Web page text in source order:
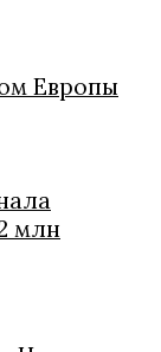
Европы
млн